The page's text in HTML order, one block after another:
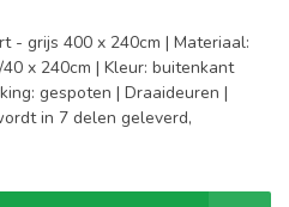
- grijs 400 x 240cm | Materiaal:
x 240cm | Kleur: buitenkant
gespoten | Draaideuren |
in 7 delen geleverd,